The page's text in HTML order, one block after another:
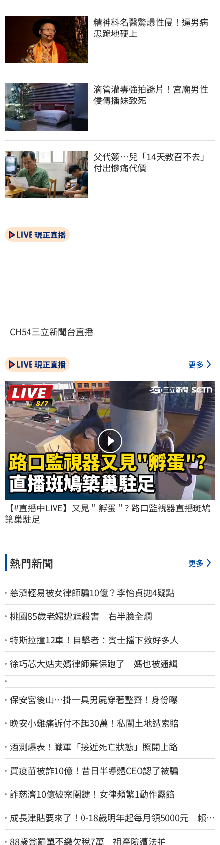
精神科名醫驚爆性侵！逼男病
患跪地硬上
滴管灌毒強拍謎片！宮廟男性
侵傳播妹致死
父代簽…兒「14天教召不去」
付出慘痛代價
現正直播
CH54三立新聞台直播
現正直播 更多
【#直播中LIVE】又見＂孵蛋＂? 路口監視器直播斑鳩
築巢駐足
熱門新聞 更多
慈濟輕易被女律師騙10億？李怡貞拋4疑點
桃園85歲老婦遭尪殺害 右半臉全爛
特斯拉撞12車！目擊者：賓士擋下救好多人
徐巧芯大姑夫婿律師棄保跑了 媽也被通緝
保安宮後山…掛一具男屍穿著整齊！身份曝
晚安小雞痛訴付不起30萬！私闖土地遭索賠
酒測爆表！職軍「接近死亡狀態」照開上路
買疫苗被詐10億！昔日半導體CEO認了被騙
詐慈濟10億破案關鍵！女律頻繁1動作露餡
成長津貼要來了！0-18歲明年起每月領5000元 賴清
德：此時不生更待何時
88歲翁罰單不繳欠稅7萬 祖產險遭法拍